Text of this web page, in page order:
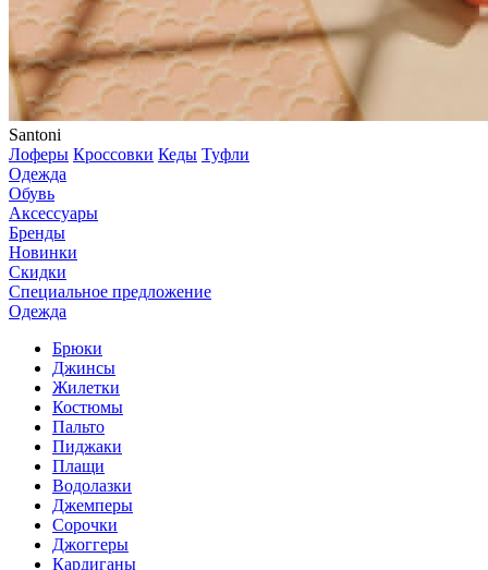
Santoni
Лоферы Кроссовки Кеды Туфли
Одежда
Обувь
Аксессуары
Бренды
Новинки
Скидки
Специальное предложение
Одежда
Брюки
Джинсы
Жилетки
Костюмы
Пальто
Пиджаки
Плащи
Водолазки
Джемперы
Сорочки
Джоггеры
Кардиганы